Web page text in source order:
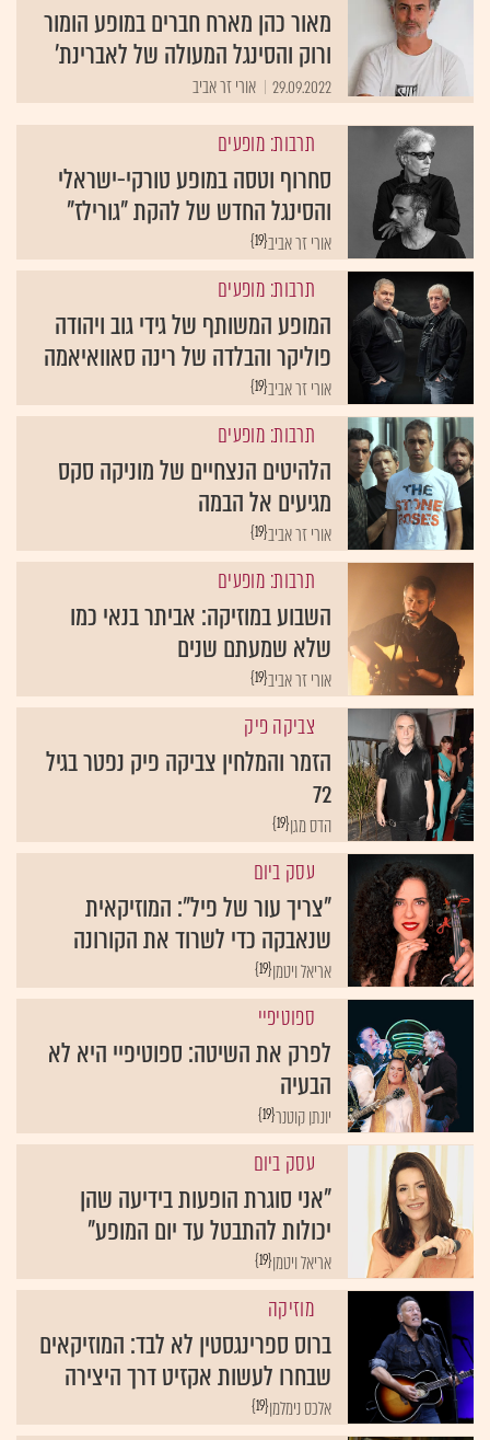
מאור כהן מארח חברים במופע הומור
ורוק והסינגל המעולה של לאברינת'
29.09.2022 אורי זר אביב
תרבות: מופעים
סחרוף וטסה במופע טורקי-ישראלי
והסינגל החדש של להקת "גורילז"
{19}אורי זר אביב
תרבות: מופעים
המופע המשותף של גידי גוב ויהודה
פוליקר והבלדה של רינה סאוואיאמה
{19}אורי זר אביב
תרבות: מופעים
הלהיטים הנצחיים של מוניקה סקס
מגיעים אל הבמה
{19}אורי זר אביב
תרבות: מופעים
השבוע במוזיקה: אביתר בנאי כמו
שלא שמעתם שנים
{19}אורי זר אביב
צביקה פיק
הזמר והמלחין צביקה פיק נפטר בגיל
72
{19}הדס מגן
עסק ביום
"צריך עור של פיל": המוזיקאית
שנאבקה כדי לשרוד את הקורונה
{19}אריאל ויטמן
ספוטיפיי
לפרק את השיטה: ספוטיפיי היא לא
הבעיה
{19}יונתן קוטנר
עסק ביום
"אני סוגרת הופעות בידיעה שהן
יכולות להתבטל עד יום המופע"
{19}אריאל ויטמן
מוזיקה
ברוס ספרינגסטין לא לבד: המוזיקאים
שבחרו לעשות אקזיט דרך היצירה
{19}אלכס נימלמן